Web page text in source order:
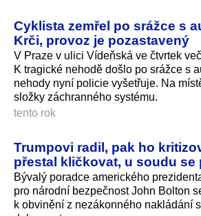
Cyklista zemřel po srážce s
Krči, provoz je pozastavený
V Praze v ulici Vídeňská ve čtvrtek
K tragické nehodě došlo po srážce s
nehody nyní policie vyšetřuje. Na
složky záchranného systému.
tento rok
Trumpovi radil, pak ho
přestal kličkovat, u soudu se
Bývalý poradce amerického
pro národní bezpečnost John Bolton
k obvinění z nezákonného nakládání